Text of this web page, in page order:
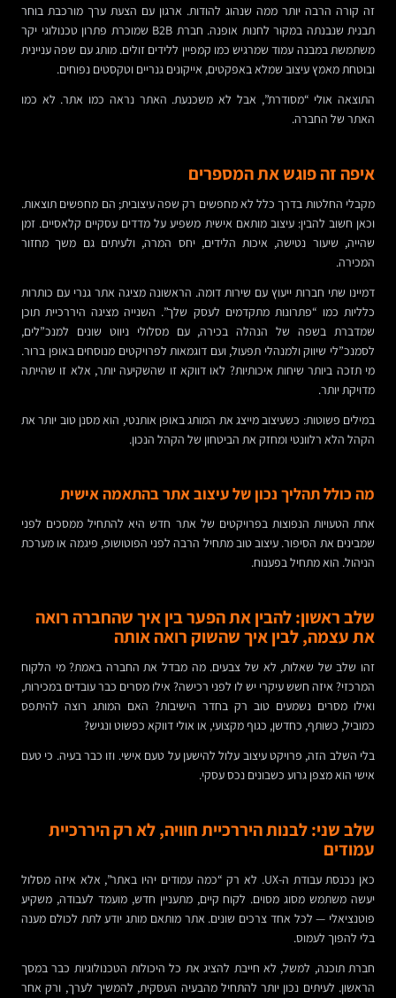
זה קורה הרבה יותר ממה שנהוג להודות. ארגון עם הצעת ערך מורכבת בוחר
תבנית שנבנתה במקור לחנות אופנה. חברת B2B שמוכרת פתרון טכנולוגי יקר
משתמשת במבנה עמוד שמרגיש כמו קמפיין ללידים זולים. מותג עם שפה עניינית
ובוטחת מאמץ עיצוב שמלא באפקטים, אייקונים גנריים וטקסטים נפוחים.
התוצאה אולי “מסודרת”, אבל לא משכנעת. האתר נראה כמו אתר. לא כמו
האתר של החברה.
איפה זה פוגש את המספרים
מקבלי החלטות בדרך כלל לא מחפשים רק שפה עיצובית; הם מחפשים תוצאות.
וכאן חשוב להבין: עיצוב מותאם אישית משפיע על מדדים עסקיים קלאסיים. זמן
שהייה, שיעור נטישה, איכות הלידים, יחס המרה, ולעיתים גם משך מחזור
המכירה.
דמיינו שתי חברות ייעוץ עם שירות דומה. הראשונה מציגה אתר גנרי עם כותרות
כלליות כמו “פתרונות מתקדמים לעסק שלך”. השנייה מציגה היררכיית תוכן
שמדברת בשפה של הנהלה בכירה, עם מסלולי ניווט שונים למנכ”לים,
לסמנכ”לי שיווק ולמנהלי תפעול, ועם דוגמאות לפרויקטים מנוסחים באופן ברור.
מי תזכה ביותר שיחות איכותיות? לאו דווקא זו שהשקיעה יותר, אלא זו שהייתה
מדויקת יותר.
במילים פשוטות: כשעיצוב מייצג את המותג באופן אותנטי, הוא מסנן טוב יותר את
הקהל הלא רלוונטי ומחזק את הביטחון של הקהל הנכון.
מה כולל תהליך נכון של עיצוב אתר בהתאמה אישית
אחת הטעויות הנפוצות בפרויקטים של אתר חדש היא להתחיל ממסכים לפני
שמבינים את הסיפור. עיצוב טוב מתחיל הרבה לפני הפוטושופ, פיגמה או מערכת
הניהול. הוא מתחיל בפענוח.
שלב ראשון: להבין את הפער בין איך שהחברה רואה
את עצמה, לבין איך שהשוק רואה אותה
זהו שלב של שאלות, לא של צבעים. מה מבדל את החברה באמת? מי הלקוח
המרכזי? איזה חשש עיקרי יש לו לפני רכישה? אילו מסרים כבר עובדים במכירות,
ואילו מסרים נשמעים טוב רק בחדר הישיבות? האם המותג רוצה להיתפס
כמוביל, כשותף, כחדשן, כגוף מקצועי, או אולי דווקא כפשוט ונגיש?
בלי השלב הזה, פרויקט עיצוב עלול להישען על טעם אישי. וזו כבר בעיה. כי טעם
אישי הוא מצפן גרוע כשבונים נכס עסקי.
שלב שני: לבנות היררכיית חוויה, לא רק היררכיית
עמודים
כאן נכנסת עבודת ה-UX. לא רק “כמה עמודים יהיו באתר”, אלא איזה מסלול
יעשה משתמש מסוג מסוים. לקוח קיים, מתעניין חדש, מועמד לעבודה, משקיע
פוטנציאלי — לכל אחד צרכים שונים. אתר מותאם מותג יודע לתת לכולם מענה
בלי להפוך לעמוס.
חברת תוכנה, למשל, לא חייבת להציג את כל היכולות הטכנולוגיות כבר במסך
הראשון. לעיתים נכון יותר להתחיל מהבעיה העסקית, להמשיך לערך, ורק אחר